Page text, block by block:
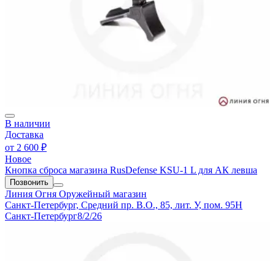
В наличии
Доставка
от 2 600 ₽
Новое
Кнопка сброса магазина RusDefense KSU-1 L для АК левша
Позвонить
Линия Огня Оружейный магазин
Санкт-Петербург, Средний пр. В.О., 85, лит. У, пом. 95Н
Санкт-Петербург8/2/26